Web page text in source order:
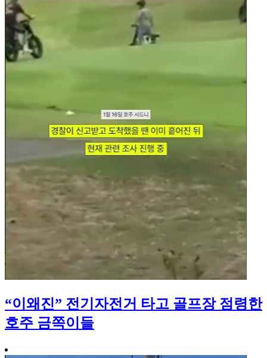
“이왜진” 전기자전거 타고 골프장 점령한
호주 금쪽이들